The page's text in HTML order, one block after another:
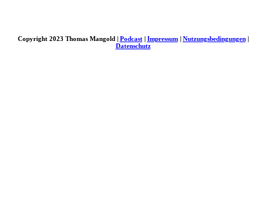
Copyright 2023 Thomas Mangold | Podcast| Impressum| Nutzungsbedingungen|
Datenschutz